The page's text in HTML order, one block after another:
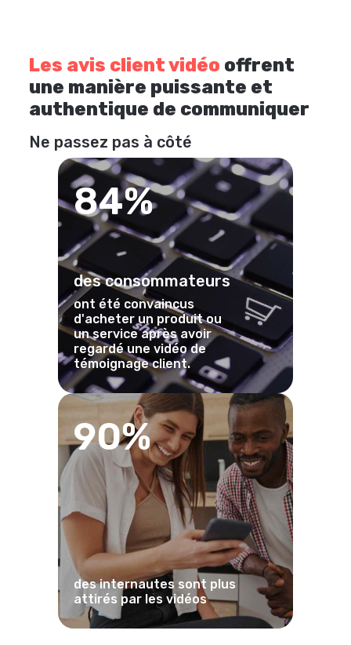
Les avis client vidéo offrent
une manière puissante et
authentique de communiquer
Ne passez pas à côté
84%
des consommateurs
ont été convaincus
d'acheter un produit ou
un service après avoir
regardé une vidéo de
témoignage client.
90%
des internautes sont plus
attirés par les vidéos